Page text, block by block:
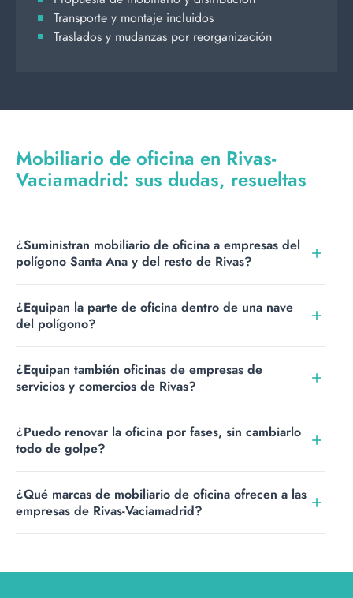
Transporte y montaje incluidos
Traslados y mudanzas por reorganización
Mobiliario de oficina en Rivas-
Vaciamadrid: sus dudas, resueltas
¿Suministran mobiliario de oficina a empresas del
polígono Santa Ana y del resto de Rivas?
Ana y en las demás zonas empresariales de Rivas-
Vaciamadrid, así como en el resto del sureste de Madrid,
¿Equipan la parte de oficina dentro de una nave
del polígono?
oficinas: equipamos esa zona de oficina, los despachos y
la sala de reuniones, con mobiliario pensado para el día
¿Equipan también oficinas de empresas de
servicios y comercios de Rivas?
equipamos oficinas de empresas de servicios, despachos
profesionales y comercios, adaptándonos a cada
¿Puedo renovar la oficina por fases, sin cambiarlo
todo de golpe?
concretas, como sillería, puestos operativos o salas de
reuniones, de modo que puede renovar el espacio por
¿Qué marcas de mobiliario de oficina ofrecen a las
empresas de Rivas-Vaciamadrid?